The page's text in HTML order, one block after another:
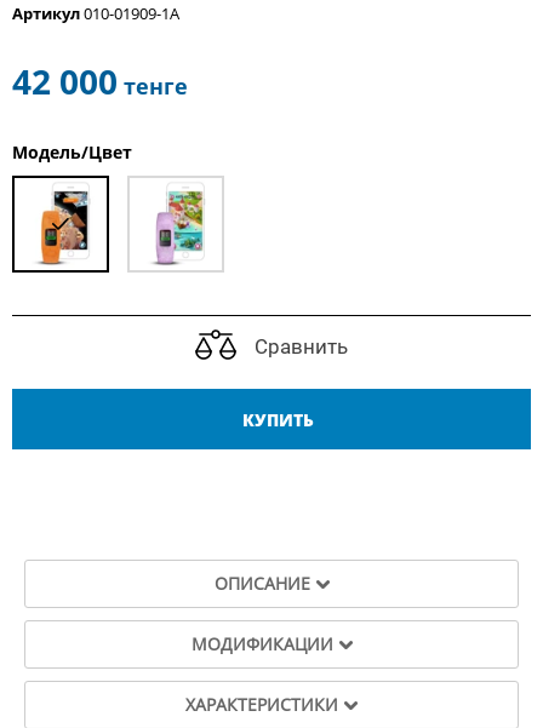
Артикул010-01909-1A
42 000 тенге
Модель/Цвет
Сравнить
КУПИТЬ
ОПИСАНИЕ
МОДИФИКАЦИИ
ХАРАКТЕРИСТИКИ